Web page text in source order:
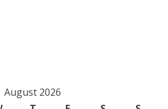
August 2026